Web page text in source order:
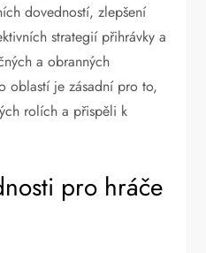
dovedností, zlepšení
strategií přihrávky a
a obranných
oblastí je zásadní pro to,
rolích a přispěli k
pro hráče